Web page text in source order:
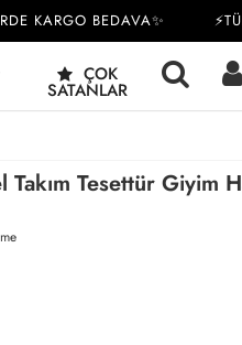
KARGO BEDAVA✨ ⚡TÜM
ÇOK
SATANLAR
Tesettür Giyim